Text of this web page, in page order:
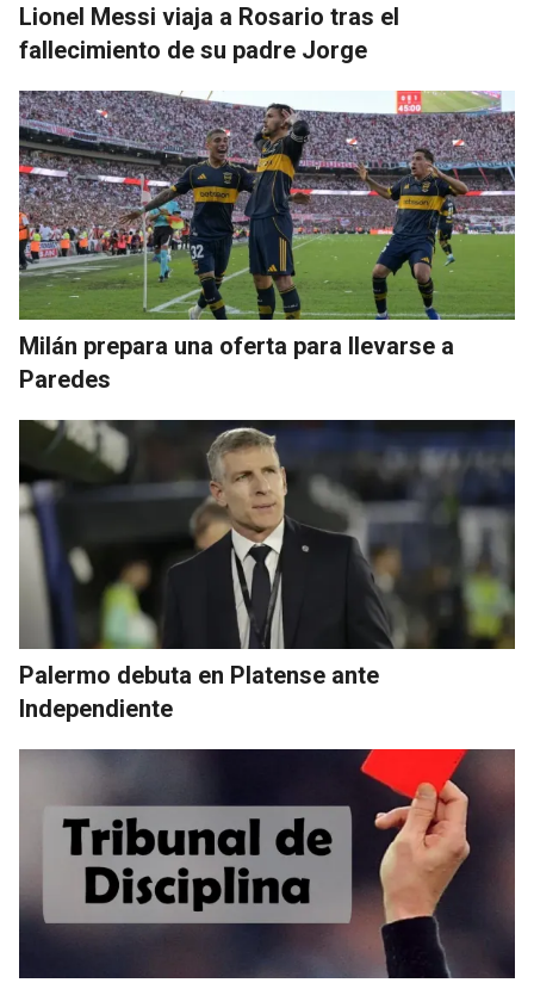
Lionel Messi viaja a Rosario tras el
fallecimiento de su padre Jorge
Milán prepara una oferta para llevarse a
Paredes
Palermo debuta en Platense ante
Independiente